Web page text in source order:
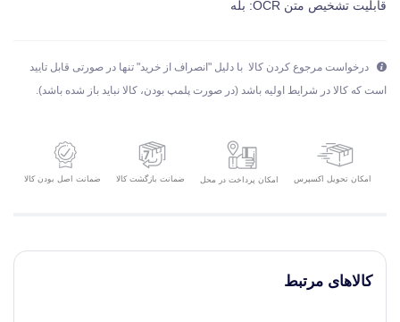
قابلیت تشخیص متن OCR: بله
درخواست مرجوع کردن کالا با دلیل "انصراف از خرید" تنها در صورتی قابل تایید
است که کالا در شرایط اولیه باشد (در صورت پلمپ بودن، کالا نباید باز شده باشد).
امکان تحویل اکسپرس امکان پرداخت در محل ضمانت بازگشت کالا ضمانت اصل بودن کالا
کالاهای مرتبط